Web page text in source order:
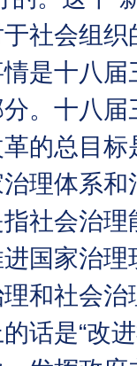
社会组
是十八
。十八届
的总目
理体系和
社会治
国家治
和社会
话是“改